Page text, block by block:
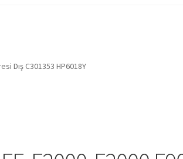
Dış C301353 HP6018Y